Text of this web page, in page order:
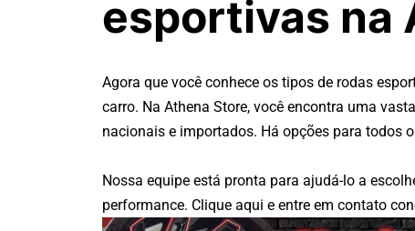
esportivas na
Agora que você conhece os tipos de rodas
carro. Na Athena Store, você encontra uma
nacionais e importados. Há opções para todos
Nossa equipe está pronta para ajudá-lo a
performance. Clique aqui e entre em contato